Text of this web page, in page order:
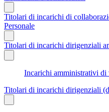
Titolari di incarichi di
Personale
Titolari di incarichi dirigenziali
Incarichi amministrativi di
Titolari di incarichi dirigenziali